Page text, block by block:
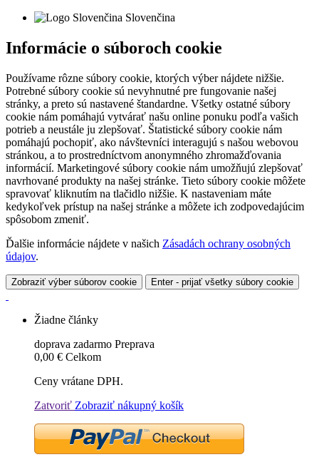
Slovenčina
Informácie o súboroch cookie
Používame rôzne súbory cookie, ktorých výber nájdete nižšie.
Potrebné súbory cookie sú nevyhnutné pre fungovanie našej
stránky, a preto sú nastavené štandardne. Všetky ostatné súbory
cookie nám pomáhajú vytvárať našu online ponuku podľa vašich
potrieb a neustále ju zlepšovať. Štatistické súbory cookie nám
pomáhajú pochopiť, ako návštevníci interagujú s našou webovou
stránkou, a to prostredníctvom anonymného zhromažďovania
informácií. Marketingové súbory cookie nám umožňujú zlepšovať
navrhované produkty na našej stránke. Tieto súbory cookie môžete
spravovať kliknutím na tlačidlo nižšie. K nastaveniam máte
kedykoľvek prístup na našej stránke a môžete ich zodpovedajúcim
spôsobom zmeniť.
Ďalšie informácie nájdete v našich Zásadách ochrany osobných
údajov.
Zobraziť výber súborov cookie Enter - prijať všetky súbory cookie
Žiadne články
doprava zadarmo Preprava
0,00 € Celkom
Ceny vrátane DPH.
Zatvoriť Zobraziť nákupný košík